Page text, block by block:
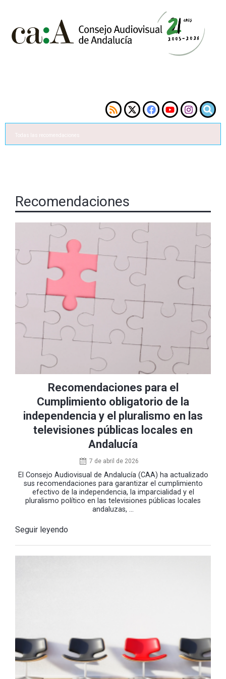
Todas las recomendaciones
Recomendaciones
Recomendaciones para el
Cumplimiento obligatorio de la
independencia y el pluralismo en las
televisiones públicas locales en
Andalucía
7 de abril de 2026
El Consejo Audiovisual de Andalucía (CAA) ha actualizado
sus recomendaciones para garantizar el cumplimiento
efectivo de la independencia, la imparcialidad y el
pluralismo político en las televisiones públicas locales
andaluzas, ...
Seguir leyendo